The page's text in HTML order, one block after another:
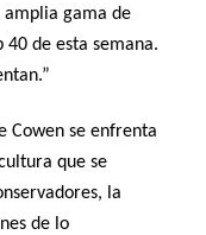
amplia gama de
40 de esta semana.
Cowen se enfrenta
que se
la
de lo